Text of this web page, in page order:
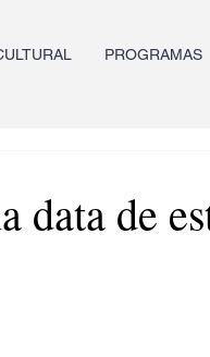
PROGRAMAS
data de